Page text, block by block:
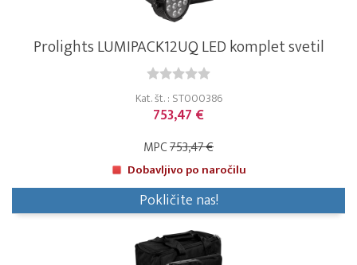
Prolights LUMIPACK12UQ LED komplet svetil
Kat. št. : ST000386
753,47 €
MPC753,47 €
Dobavljivo po naročilu
Pokličite nas!